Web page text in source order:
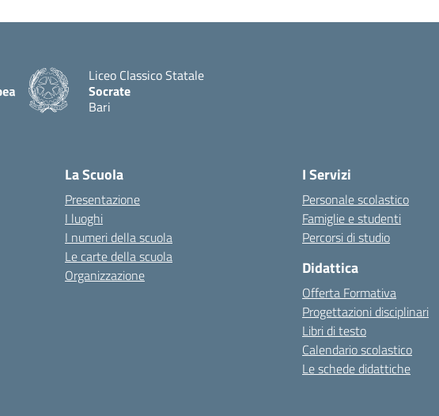
Liceo Classico Statale
Socrate
Bari
La Scuola
Presentazione
I luoghi
I numeri della scuola
Le carte della scuola
Organizzazione
I Servizi
Personale scolastico
Famiglie e studenti
Percorsi di studio
Didattica
Offerta Formativa
Progettazioni disciplinari
Libri di testo
Calendario scolastico
Le schede didattiche